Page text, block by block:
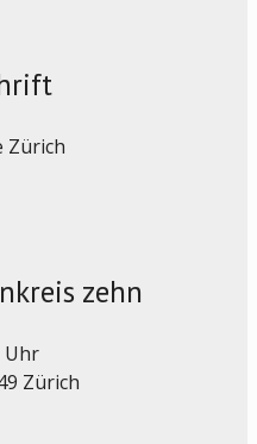
Zürich
zehn
Uhr
Zürich